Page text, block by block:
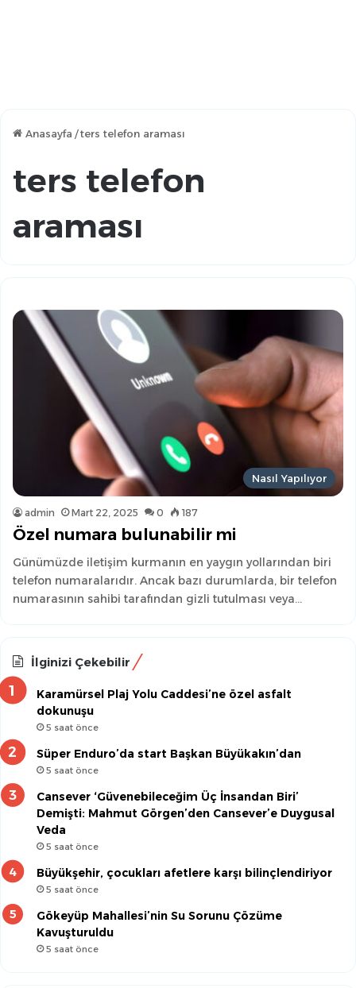
Anasayfa /ters telefon araması
ters telefon
araması
Nasıl Yapılıyor
admin Mart 22, 2025 0 187
Özel numara bulunabilir mi
Günümüzde iletişim kurmanın en yaygın yollarından biri
telefon numaralarıdır. Ancak bazı durumlarda, bir telefon
numarasının sahibi tarafından gizli tutulması veya…
İlginizi Çekebilir
Karamürsel Plaj Yolu Caddesi’ne özel asfalt
dokunuşu
5 saat önce
Süper Enduro’da start Başkan Büyükakın’dan
5 saat önce
Cansever ‘Güvenebileceğim Üç İnsandan Biri’
Demişti: Mahmut Görgen’den Cansever’e Duygusal
Veda
5 saat önce
Büyükşehir, çocukları afetlere karşı bilinçlendiriyor
5 saat önce
Gökeyüp Mahallesi’nin Su Sorunu Çözüme
Kavuşturuldu
5 saat önce